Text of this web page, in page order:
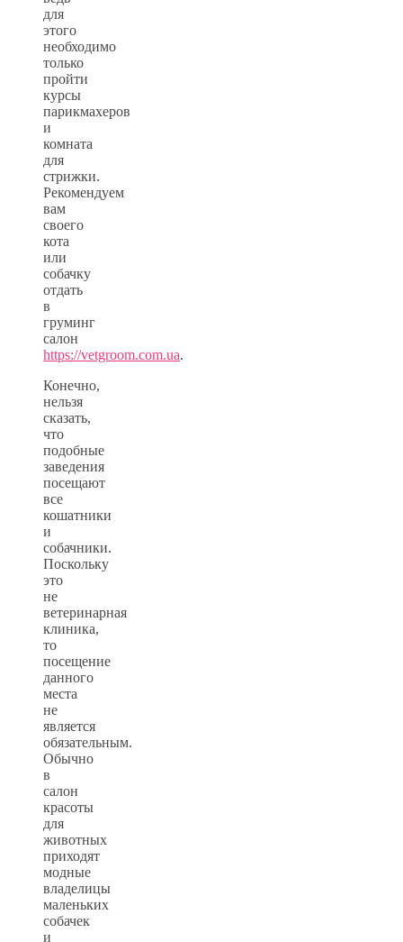
для
этого
необходимо
только
пройти
курсы
парикмахеров
и
комната
для
стрижки.
Рекомендуем
вам
своего
кота
или
собачку
отдать
в
груминг
салон
https://vetgroom.com.ua.
Конечно,
нельзя
сказать,
что
подобные
заведения
посещают
все
кошатники
и
собачники.
Поскольку
это
не
ветеринарная
клиника,
то
посещение
данного
места
не
является
обязательным.
Обычно
в
салон
красоты
для
животных
приходят
модные
владелицы
маленьких
собачек
и